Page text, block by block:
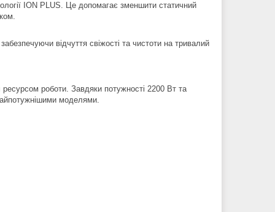
ION PLUS. Це допомагає зменшити статичний
відчуття свіжості та чистоти на тривалий
роботи. Завдяки потужності 2200 Вт та
моделями.